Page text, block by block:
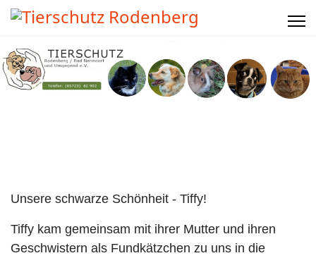
Unsere schwarze Schönheit - Tiffy!
Tiffy kam gemeinsam mit ihrer Mutter und ihren
Geschwistern als Fundkätzchen zu uns in die